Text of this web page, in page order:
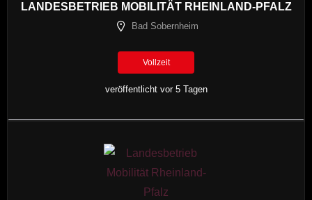
LANDESBETRIEB MOBILITÄT RHEINLAND-PFALZ
Bad Sobernheim
Vollzeit
veröffentlicht vor 5 Tagen